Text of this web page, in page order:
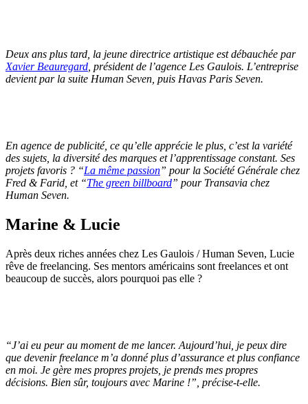
Deux ans plus tard, la jeune directrice artistique est débauchée par
Xavier Beauregard , président de l’agence Les Gaulois. L’entreprise
devient par la suite Human Seven, puis Havas Paris Seven.
En agence de publicité, ce qu’elle apprécie le plus, c’est la variété
des sujets, la diversité des marques et l’apprentissage constant. Ses
projets favoris ? “La même passion” pour la Société Générale chez
Fred & Farid, et “The green billboard” pour Transavia chez
Human Seven.
Marine & Lucie
Après deux riches années chez Les Gaulois / Human Seven, Lucie
rêve de freelancing. Ses mentors américains sont freelances et ont
beaucoup de succès, alors pourquoi pas elle ?
“J’ai eu peur au moment de me lancer. Aujourd’hui, je peux dire
que devenir freelance m’a donné plus d’assurance et plus confiance
en moi. Je gère mes propres projets, je prends mes propres
décisions. Bien sûr, toujours avec Marine !”, précise-t-elle.